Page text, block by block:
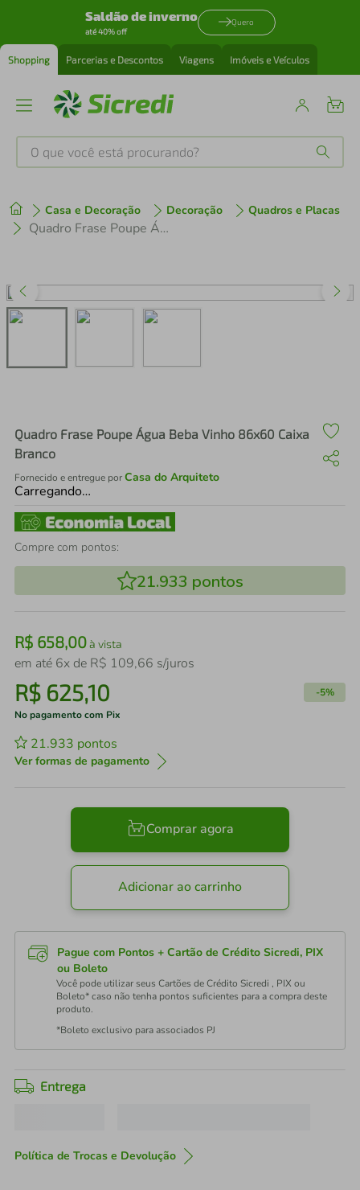
Saldão de inverno
até 40% off
Quero
Shopping Parcerias e Descontos Viagens Imóveis e Veículos
O que você está procurando?
Casa e Decoração Decoração Quadros e Placas
Quadro Frase Poupe Água Beba Vinho 86x60 Caixa Branco
Quadro Frase Poupe Água Beba Vinho 86x60 Caixa
Branco
Fornecido e entregue porCasa do Arquiteto
Carregando…
Compre com pontos:
21.933 pontos
R$ 658,00à vista
em até 6x de R$ 109,66 s/juros
R$ 625,10 -5%
No pagamento com Pix
21.933 pontos
Ver formas de pagamento
Comprar agora
Adicionar ao carrinho
Pague com Pontos + Cartão de Crédito Sicredi, PIX
ou Boleto
Você pode utilizar seus Cartões de Crédito Sicredi , PIX ou
Boleto* caso não tenha pontos suficientes para a compra deste
produto.
*Boleto exclusivo para associados PJ
Entrega
Política de Trocas e Devolução
1º tenis
perfume